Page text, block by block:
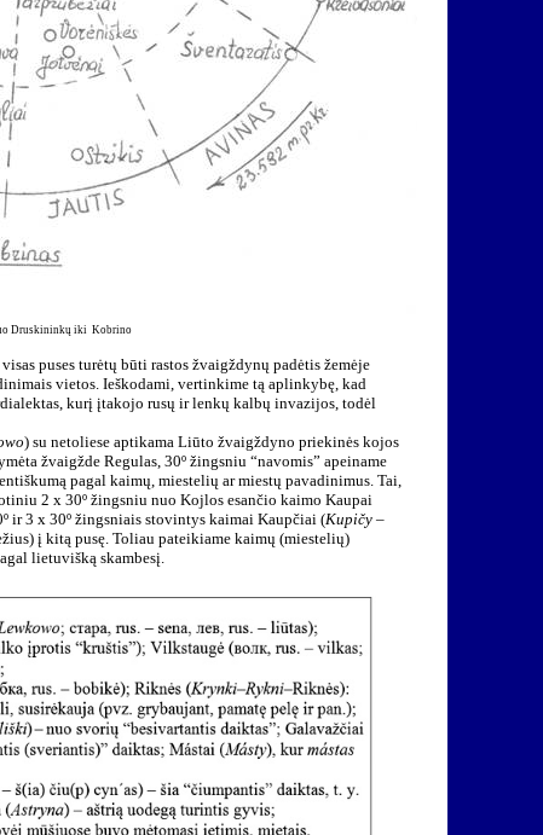
Druskininkų iki Kobrino
puses turėtų būti rastos žvaigždynų padėtis žemėje
vietos. Ieškodami, vertinkime tą aplinkybę, kad
kurį įtakojo rusų ir lenkų kalbų invazijos, todėl
) su netoliese aptikama Liūto žvaigždyno priekinės kojos
žvaigžde Regulas, 30º žingsniu “navomis” apeiname
pagal kaimų, miestelių ar miestų pavadinimus. Tai,
2 x 30º žingsniu nuo Kojlos esančio kaimo Kaupai
ir 3 x 30º žingsniais stovintys kaimai Kaupčiai (Kupičy–
į kitą pusę. Toliau pateikiame kaimų (miestelių)
lietuvišką skambesį.